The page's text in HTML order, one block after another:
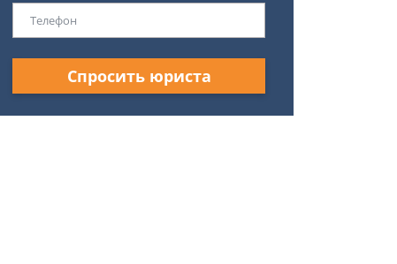
Спросить юриста